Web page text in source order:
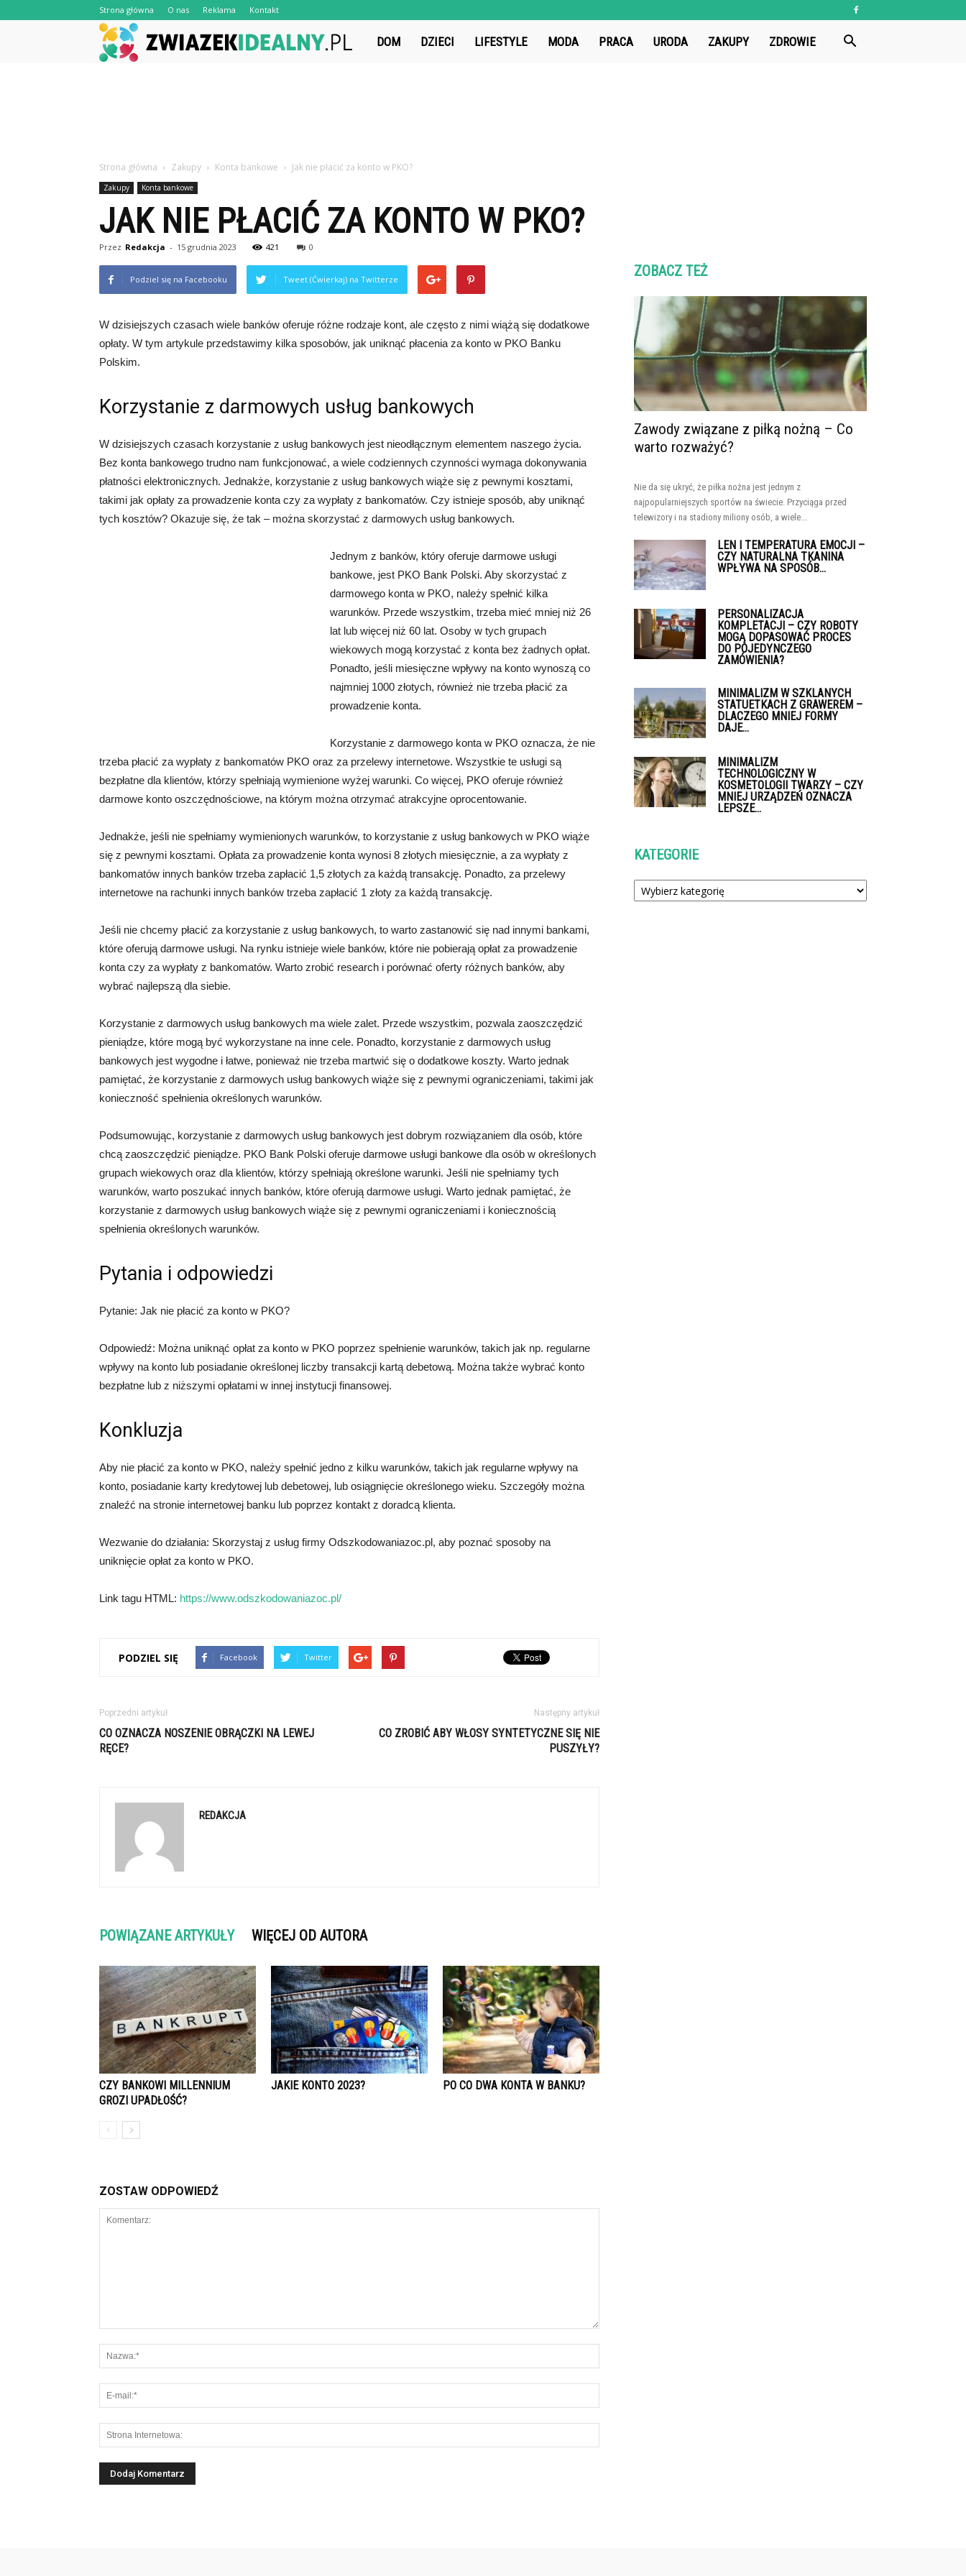
Strona główna O nas Reklama Kontakt
ZwiazekIdealny.pl
DOM DZIECI LIFESTYLE MODA PRACA URODA ZAKUPY ZDROWIE
Strona główna Zakupy Konta bankowe Jak nie płacić za konto w PKO?
Zakupy Konta bankowe
JAK NIE PŁACIĆ ZA KONTO W PKO?
Przez Redakcja - 15 grudnia 2023 421 0
Podziel się na Facebooku Tweet (Ćwierkaj) na Twitterze
W dzisiejszych czasach wiele banków oferuje różne rodzaje kont, ale często z nimi wiążą się dodatkowe
opłaty. W tym artykule przedstawimy kilka sposobów, jak uniknąć płacenia za konto w PKO Banku
Polskim.
Korzystanie z darmowych usług bankowych
W dzisiejszych czasach korzystanie z usług bankowych jest nieodłącznym elementem naszego życia.
Bez konta bankowego trudno nam funkcjonować, a wiele codziennych czynności wymaga dokonywania
płatności elektronicznych. Jednakże, korzystanie z usług bankowych wiąże się z pewnymi kosztami,
takimi jak opłaty za prowadzenie konta czy za wypłaty z bankomatów. Czy istnieje sposób, aby uniknąć
tych kosztów? Okazuje się, że tak – można skorzystać z darmowych usług bankowych.
Jednym z banków, który oferuje darmowe usługi
bankowe, jest PKO Bank Polski. Aby skorzystać z
darmowego konta w PKO, należy spełnić kilka
warunków. Przede wszystkim, trzeba mieć mniej niż 26
lat lub więcej niż 60 lat. Osoby w tych grupach
wiekowych mogą korzystać z konta bez żadnych opłat.
Ponadto, jeśli miesięczne wpływy na konto wynoszą co
najmniej 1000 złotych, również nie trzeba płacić za
prowadzenie konta.
Korzystanie z darmowego konta w PKO oznacza, że nie
trzeba płacić za wypłaty z bankomatów PKO oraz za przelewy internetowe. Wszystkie te usługi są
bezpłatne dla klientów, którzy spełniają wymienione wyżej warunki. Co więcej, PKO oferuje również
darmowe konto oszczędnościowe, na którym można otrzymać atrakcyjne oprocentowanie.
Jednakże, jeśli nie spełniamy wymienionych warunków, to korzystanie z usług bankowych w PKO wiąże
się z pewnymi kosztami. Opłata za prowadzenie konta wynosi 8 złotych miesięcznie, a za wypłaty z
bankomatów innych banków trzeba zapłacić 1,5 złotych za każdą transakcję. Ponadto, za przelewy
internetowe na rachunki innych banków trzeba zapłacić 1 złoty za każdą transakcję.
Jeśli nie chcemy płacić za korzystanie z usług bankowych, to warto zastanowić się nad innymi bankami,
które oferują darmowe usługi. Na rynku istnieje wiele banków, które nie pobierają opłat za prowadzenie
konta czy za wypłaty z bankomatów. Warto zrobić research i porównać oferty różnych banków, aby
wybrać najlepszą dla siebie.
Korzystanie z darmowych usług bankowych ma wiele zalet. Przede wszystkim, pozwala zaoszczędzić
pieniądze, które mogą być wykorzystane na inne cele. Ponadto, korzystanie z darmowych usług
bankowych jest wygodne i łatwe, ponieważ nie trzeba martwić się o dodatkowe koszty. Warto jednak
pamiętać, że korzystanie z darmowych usług bankowych wiąże się z pewnymi ograniczeniami, takimi jak
konieczność spełnienia określonych warunków.
Podsumowując, korzystanie z darmowych usług bankowych jest dobrym rozwiązaniem dla osób, które
chcą zaoszczędzić pieniądze. PKO Bank Polski oferuje darmowe usługi bankowe dla osób w określonych
grupach wiekowych oraz dla klientów, którzy spełniają określone warunki. Jeśli nie spełniamy tych
warunków, warto poszukać innych banków, które oferują darmowe usługi. Warto jednak pamiętać, że
korzystanie z darmowych usług bankowych wiąże się z pewnymi ograniczeniami i koniecznością
spełnienia określonych warunków.
Pytania i odpowiedzi
Pytanie: Jak nie płacić za konto w PKO?
Odpowiedź: Można uniknąć opłat za konto w PKO poprzez spełnienie warunków, takich jak np. regularne
wpływy na konto lub posiadanie określonej liczby transakcji kartą debetową. Można także wybrać konto
bezpłatne lub z niższymi opłatami w innej instytucji finansowej.
Konkluzja
Aby nie płacić za konto w PKO, należy spełnić jedno z kilku warunków, takich jak regularne wpływy na
konto, posiadanie karty kredytowej lub debetowej, lub osiągnięcie określonego wieku. Szczegóły można
znaleźć na stronie internetowej banku lub poprzez kontakt z doradcą klienta.
Wezwanie do działania: Skorzystaj z usług firmy Odszkodowaniazoc.pl, aby poznać sposoby na
uniknięcie opłat za konto w PKO.
Link tagu HTML: https://www.odszkodowaniazoc.pl/
PODZIEL SIĘ Facebook Twitter
Poprzedni artykuł
CO OZNACZA NOSZENIE OBRĄCZKI NA LEWEJ
RĘCE?
Następny artykuł
CO ZROBIĆ ABY WŁOSY SYNTETYCZNE SIĘ NIE
PUSZYŁY?
REDAKCJA
POWIĄZANE ARTYKUŁY WIĘCEJ OD AUTORA
CZY BANKOWI MILLENNIUM
GROZI UPADŁOŚĆ?
JAKIE KONTO 2023? PO CO DWA KONTA W BANKU?
ZOSTAW ODPOWIEDŹ
ZOBACZ TEŻ
Zawody związane z piłką nożną – Co
warto rozważyć?
Nie da się ukryć, że piłka nożna jest jednym z
najpopularniejszych sportów na świecie. Przyciąga przed
telewizory i na stadiony miliony osób, a wiele...
LEN I TEMPERATURA EMOCJI –
CZY NATURALNA TKANINA
WPŁYWA NA SPOSÓB...
PERSONALIZACJA
KOMPLETACJI – CZY ROBOTY
MOGĄ DOPASOWAĆ PROCES
DO POJEDYNCZEGO
ZAMÓWIENIA?
MINIMALIZM W SZKLANYCH
STATUETKACH Z GRAWEREM –
DLACZEGO MNIEJ FORMY
DAJE...
MINIMALIZM
TECHNOLOGICZNY W
KOSMETOLOGII TWARZY – CZY
MNIEJ URZĄDZEŃ OZNACZA
LEPSZE...
KATEGORIE
Kategorie